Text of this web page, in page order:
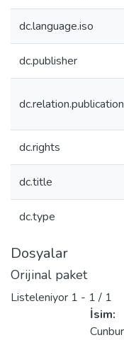
dc.language.iso
dc.publisher
dc.rights
dc.title
dc.type
Dosyalar
Orijinal paket
Listeleniyor 1 - 1 / 1
İsim: